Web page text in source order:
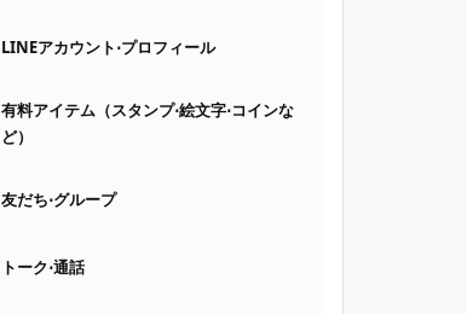
LINEアカウント⋅プロフィール
有料アイテム（スタンプ⋅絵文字⋅コインな
ど）
友だち⋅グループ
トーク⋅通話